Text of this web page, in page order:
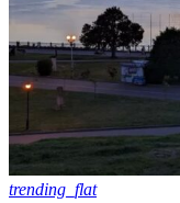
trending_flat